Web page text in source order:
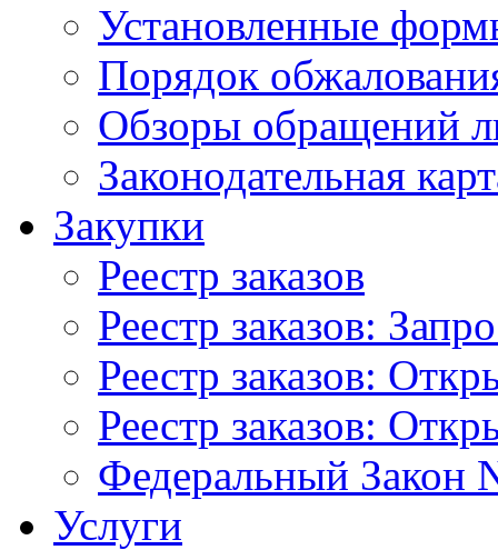
Установленные
Порядок
Обзоры обращений
Законодательная
Закупки
Реестр заказов
Реестр заказов:
Реестр заказов:
Реестр заказов:
Федеральный Закон
Услуги